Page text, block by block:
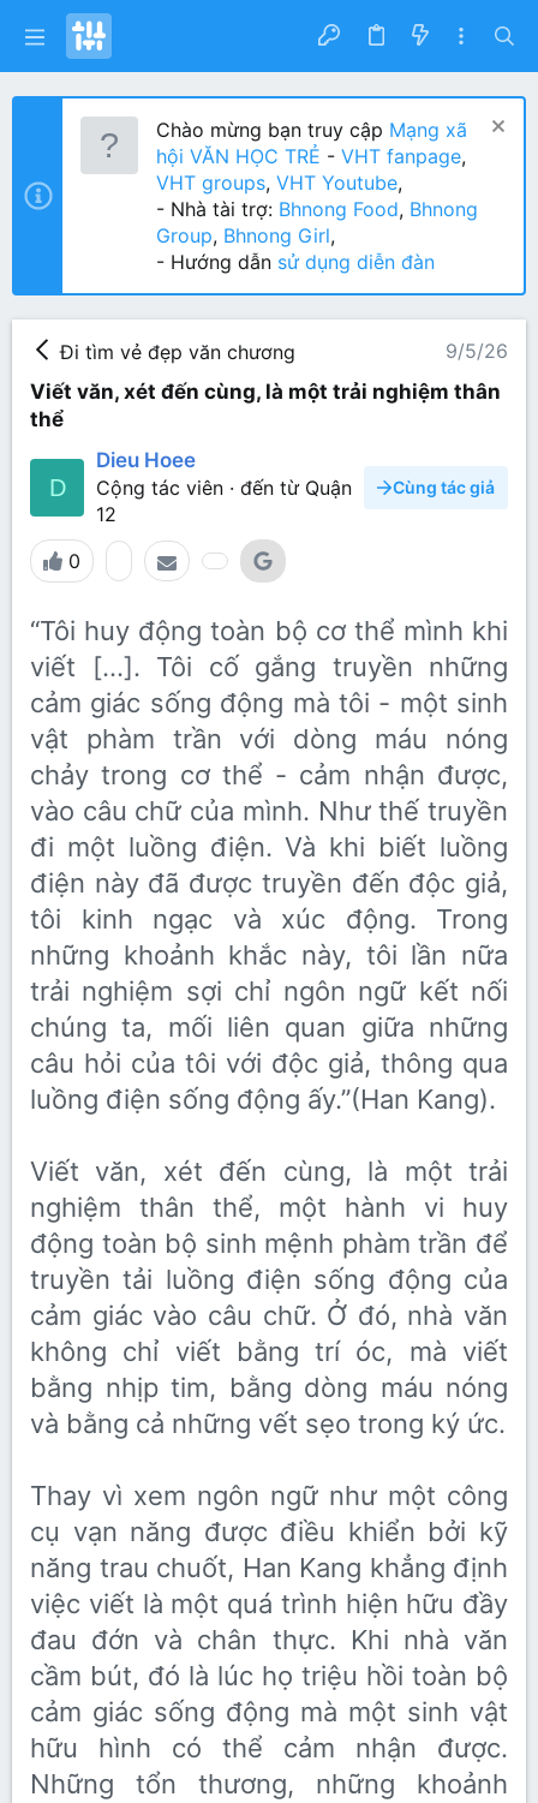
Chào mừng bạn truy cập Mạng xã
hội VĂN HỌC TRẺ - VHT fanpage,
VHT groups, VHT Youtube,
- Nhà tài trợ: Bhnong Food, Bhnong
Group, Bhnong Girl,
- Hướng dẫn sử dụng diễn đàn
Đi tìm vẻ đẹp văn chương
9/5/26
Viết văn, xét đến cùng, là một trải nghiệm thân
thể
D
Dieu Hoee
Cộng tác viên · đến từ Quận
12
Cùng tác giả
0
“Tôi huy động toàn bộ cơ thể mình khi
viết […]. Tôi cố gắng truyền những
cảm giác sống động mà tôi - một sinh
vật phàm trần với dòng máu nóng
chảy trong cơ thể - cảm nhận được,
vào câu chữ của mình. Như thế truyền
đi một luồng điện. Và khi biết luồng
điện này đã được truyền đến độc giả,
tôi kinh ngạc và xúc động. Trong
những khoảnh khắc này, tôi lần nữa
trải nghiệm sợi chỉ ngôn ngữ kết nối
chúng ta, mối liên quan giữa những
câu hỏi của tôi với độc giả, thông qua
luồng điện sống động ấy.”(Han Kang).
Viết văn, xét đến cùng, là một trải
nghiệm thân thể, một hành vi huy
động toàn bộ sinh mệnh phàm trần để
truyền tải luồng điện sống động của
cảm giác vào câu chữ. Ở đó, nhà văn
không chỉ viết bằng trí óc, mà viết
bằng nhịp tim, bằng dòng máu nóng
và bằng cả những vết sẹo trong ký ức.
Thay vì xem ngôn ngữ như một công
cụ vạn năng được điều khiển bởi kỹ
năng trau chuốt, Han Kang khẳng định
việc viết là một quá trình hiện hữu đầy
đau đớn và chân thực. Khi nhà văn
cầm bút, đó là lúc họ triệu hồi toàn bộ
cảm giác sống động mà một sinh vật
hữu hình có thể cảm nhận được.
Những tổn thương, những khoảnh